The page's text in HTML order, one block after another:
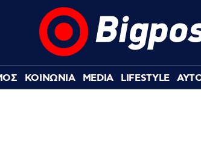
ΚΟΙΝΩΝΙΑ MEDIA LIFESTYLE